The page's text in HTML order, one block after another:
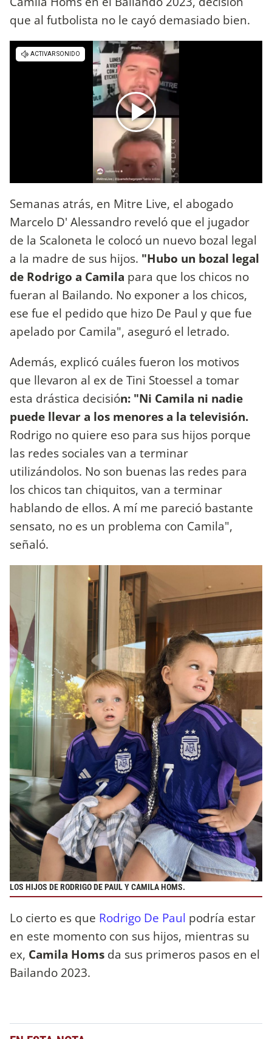
que al futbolista no le cayó demasiado bien.
Semanas atrás, en Mitre Live, el abogado
Marcelo D' Alessandro reveló que el jugador
de la Scaloneta le colocó un nuevo bozal legal
a la madre de sus hijos. "Hubo un bozal legal
de Rodrigo a Camila para que los chicos no
fueran al Bailando. No exponer a los chicos,
ese fue el pedido que hizo De Paul y que fue
apelado por Camila", aseguró el letrado.
Además, explicó cuáles fueron los motivos
que llevaron al ex de Tini Stoessel a tomar
esta drástica decisión: "Ni Camila ni nadie
puede llevar a los menores a la televisión.
Rodrigo no quiere eso para sus hijos porque
las redes sociales van a terminar
utilizándolos. No son buenas las redes para
los chicos tan chiquitos, van a terminar
hablando de ellos. A mí me pareció bastante
sensato, no es un problema con Camila",
señaló.
LOS HIJOS DE RODRIGO DE PAUL Y CAMILA HOMS.
Lo cierto es que Rodrigo De Paul podría estar
en este momento con sus hijos, mientras su
ex, Camila Homs da sus primeros pasos en el
Bailando 2023.